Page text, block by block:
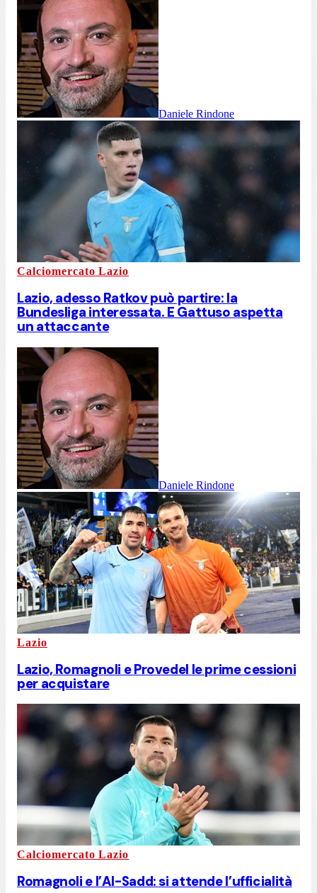
Daniele Rindone
Calciomercato Lazio
Lazio, adesso Ratkov può partire: la
Bundesliga interessata. E Gattuso aspetta
un attaccante
Daniele Rindone
Lazio
Lazio, Romagnoli e Provedel le prime cessioni
per acquistare
Calciomercato Lazio
Romagnoli e l’Al-Sadd: si attende l’ufficialità